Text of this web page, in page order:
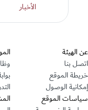
الأخبار
عن الهيئة
اتصل بنا
خريطة الموقع
إمكانية الوصول
سياسات الموقع